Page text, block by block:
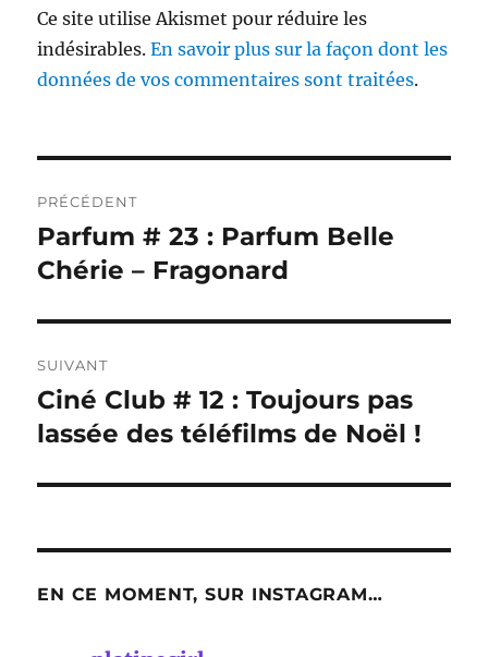
Ce site utilise Akismet pour réduire les
indésirables.En savoir plus sur la façon dont les
données de vos commentaires sont traitées.
de
l’article
PRÉCÉDENT
Publication
précédente :
Parfum # 23 : Parfum Belle
Chérie – Fragonard
SUIVANT
Publication
suivante :
Ciné Club # 12 : Toujours pas
lassée des téléfilms de Noël !
EN CE MOMENT, SUR INSTAGRAM…